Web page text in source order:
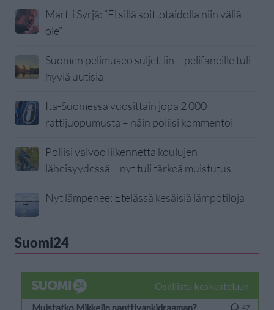
Martti Syrjä: ”Ei sillä soittotaidolla niin väliä
ole”
Suomen pelimuseo suljettiin – pelifaneille tuli
hyviä uutisia
Itä-Suomessa vuosittain jopa 2 000
rattijuopumusta – näin poliisi kommentoi
Poliisi valvoo liikennettä koulujen
läheisyydessä – nyt tuli tärkeä muistutus
Nyt lämpenee: Etelässä kesäisiä lämpötiloja
Suomi24